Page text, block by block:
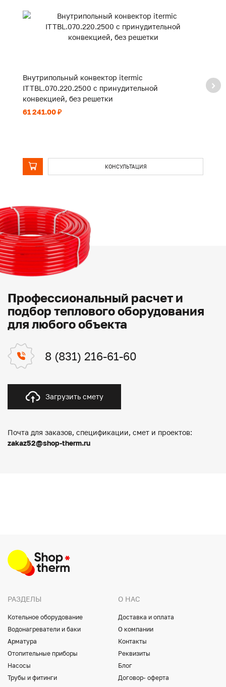
Внутрипольный конвектор itermic
ITTBL.070.220.2500 с принудительной
конвекцией, без решетки
61 241.00 ₽
КОНСУЛЬТАЦИЯ
Профессиональный расчет и
подбор теплового оборудования
для любого объекта
8 (831) 216-61-60
Загрузить смету
Почта для заказов, спецификации, смет и проектов:
zakaz52@shop-therm.ru
РАЗДЕЛЫ
Котельное оборудование
Водонагреватели и баки
Арматура
Отопительные приборы
Насосы
Трубы и фитинги
О НАС
Доставка и оплата
О компании
Контакты
Реквизиты
Блог
Договор- оферта